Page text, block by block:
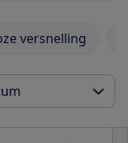
versnelling